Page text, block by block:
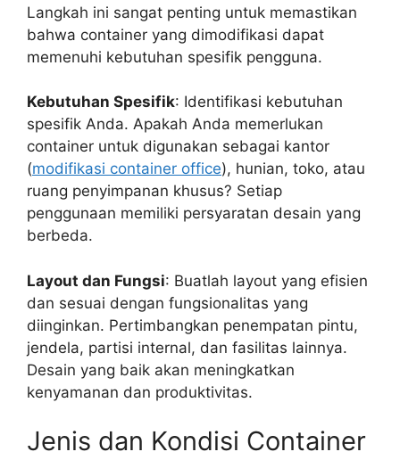
Langkah ini sangat penting untuk memastikan
bahwa container yang dimodifikasi dapat
memenuhi kebutuhan spesifik pengguna.
Kebutuhan Spesifik: Identifikasi kebutuhan
spesifik Anda. Apakah Anda memerlukan
container untuk digunakan sebagai kantor
(modifikasi container office), hunian, toko, atau
ruang penyimpanan khusus? Setiap
penggunaan memiliki persyaratan desain yang
berbeda.
Layout dan Fungsi: Buatlah layout yang efisien
dan sesuai dengan fungsionalitas yang
diinginkan. Pertimbangkan penempatan pintu,
jendela, partisi internal, dan fasilitas lainnya.
Desain yang baik akan meningkatkan
kenyamanan dan produktivitas.
Jenis dan Kondisi Container